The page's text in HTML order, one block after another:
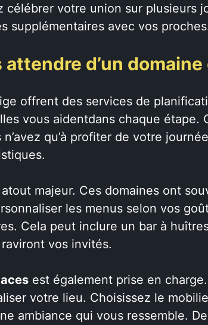
célébrer votre union sur plusieurs
supplémentaires avec vos
d’un
offrent des services de
vous aidentdans chaque étape.
qu’à profiter de votre
majeur. Ces domaines ont
les menus selon vos
Cela peut inclure un bar à
vos invités.
est également prise en
votre lieu. Choisissez le
ambiance qui vous ressemble.